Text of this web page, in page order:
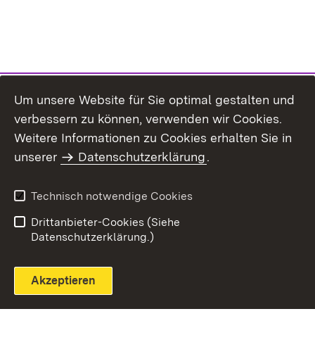
Themenübersicht
Um unsere Website für Sie optimal gestalten und
verbessern zu können, verwenden wir Cookies.
Weitere Informationen zu Cookies erhalten Sie in
unserer
Datenschutzerklärung.
Technisch notwendige Cookies
Drittanbieter-Cookies (Siehe
Datenschutzerklärung.)
Akzeptieren